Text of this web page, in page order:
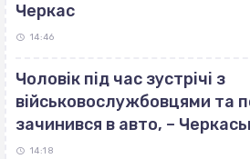
Черкас
14:46
Чоловік під час зустрічі з
військовослужбовцями та
зачинився в авто, –
14:18